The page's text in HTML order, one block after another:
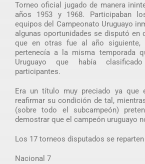
Torneo oficial jugado de manera
años 1953 y 1968. Participaban
equipos del Campeonato Uruguayo
algunas oportunidades se disputó en
que en otras fue al año siguiente,
pertenecía a la misma temporada
Uruguayo que había
participantes.
Era un título muy preciado ya que
reafirmar su condición de tal,
(sobre todo el subcampeón)
demostrar que el campeón uruguayo
Los 17 torneos disputados se
Nacional 7